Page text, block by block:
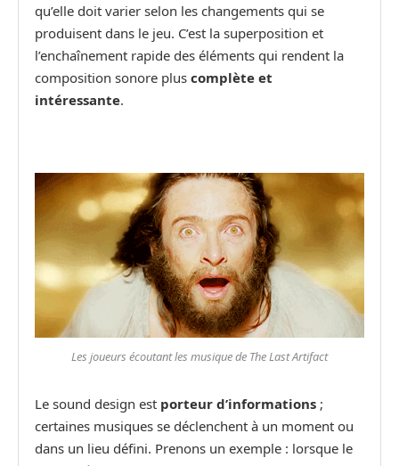
qu’elle doit varier selon les changements qui se
produisent dans le jeu. C’est la superposition et
l’enchaînement rapide des éléments qui rendent la
composition sonore plus complète et
intéressante.
Les joueurs écoutant les musique de The Last Artifact
Le sound design est porteur d’informations ;
certaines musiques se déclenchent à un moment ou
dans un lieu défini. Prenons un exemple : lorsque le